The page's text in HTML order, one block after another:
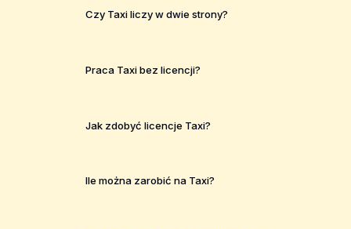
Czy Taxi liczy w dwie strony?
Praca Taxi bez licencji?
Jak zdobyć licencje Taxi?
Ile można zarobić na Taxi?